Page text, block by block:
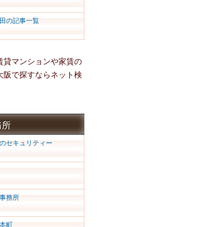
の記事一覧
貸マンションや家賃の
阪で探すならネット検
所
セキュリティー
務所
町